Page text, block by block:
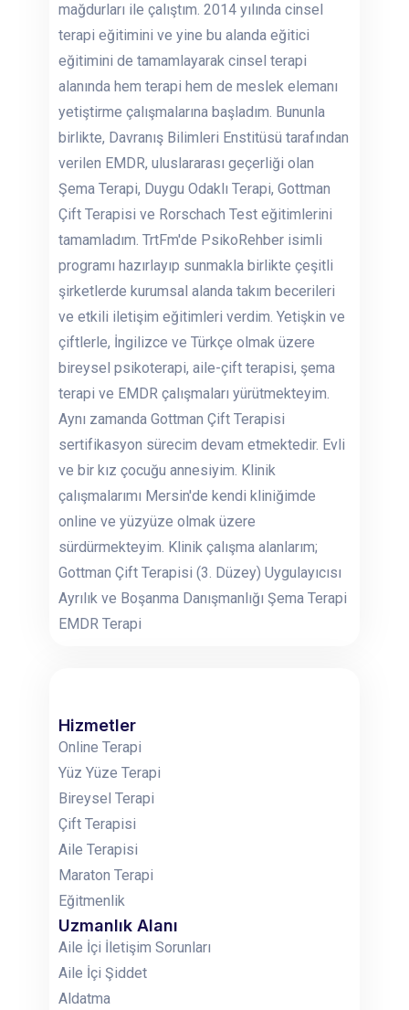
mağdurları ile çalıştım. 2014 yılında cinsel
terapi eğitimini ve yine bu alanda eğitici
eğitimini de tamamlayarak cinsel terapi
alanında hem terapi hem de meslek elemanı
yetiştirme çalışmalarına başladım. Bununla
birlikte, Davranış Bilimleri Enstitüsü tarafından
verilen EMDR, uluslararası geçerliği olan
Şema Terapi, Duygu Odaklı Terapi, Gottman
Çift Terapisi ve Rorschach Test eğitimlerini
tamamladım. TrtFm'de PsikoRehber isimli
programı hazırlayıp sunmakla birlikte çeşitli
şirketlerde kurumsal alanda takım becerileri
ve etkili iletişim eğitimleri verdim. Yetişkin ve
çiftlerle, İngilizce ve Türkçe olmak üzere
bireysel psikoterapi, aile-çift terapisi, şema
terapi ve EMDR çalışmaları yürütmekteyim.
Aynı zamanda Gottman Çift Terapisi
sertifikasyon sürecim devam etmektedir. Evli
ve bir kız çocuğu annesiyim. Klinik
çalışmalarımı Mersin'de kendi kliniğimde
online ve yüzyüze olmak üzere
sürdürmekteyim. Klinik çalışma alanlarım;
Gottman Çift Terapisi (3. Düzey) Uygulayıcısı
Ayrılık ve Boşanma Danışmanlığı Şema Terapi
EMDR Terapi
Hizmetler
Online Terapi
Yüz Yüze Terapi
Bireysel Terapi
Çift Terapisi
Aile Terapisi
Maraton Terapi
Eğitmenlik
Uzmanlık Alanı
Aile İçi İletişim Sorunları
Aile İçi Şiddet
Aldatma